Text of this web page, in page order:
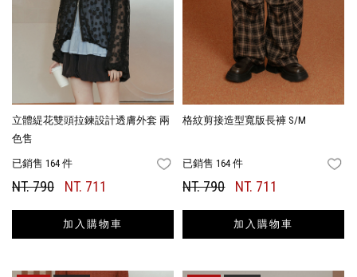
立體緹花雙頭拉鍊設計透膚外套 兩
色售
已銷售 164 件 FAVORITES
NT. 790 NT. 711
加入購物車
格紋剪接造型寬版長褲 S/M
已銷售 164 件
NT. 790 NT. 711
加入購物車